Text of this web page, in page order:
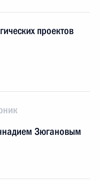
проектов
Зюгановым